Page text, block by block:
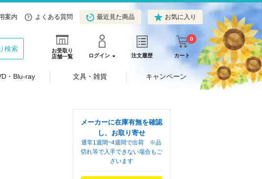
案内 よくある質問 最近見た商品 お気に入り
お受取り
店舗一覧
ログイン 注文履歴 カート
0
検索
・Blu-ray 文具・雑貨 キャンペーン
メーカーに在庫有無を確認
し、お取り寄せ
通常1週間~4週間で出荷 ※品
切れ等で入手できない場合もご
ざいます